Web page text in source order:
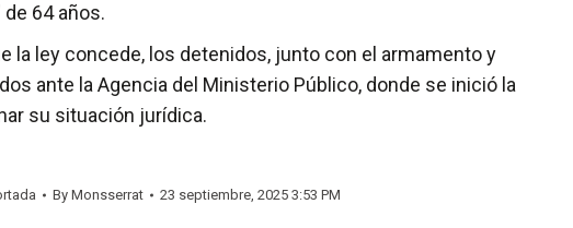
de 64 años.
la ley concede, los detenidos, junto con el armamento y
ante la Agencia del Ministerio Público, donde se inició la
su situación jurídica.
By Monsserrat 23 septiembre, 2025 3:53 PM